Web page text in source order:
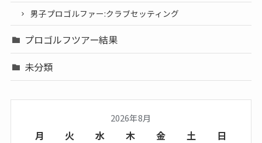
男子プロゴルファー:クラブセッティング
プロゴルフツアー結果
未分類
2026年8月
月 火 水 木 金 土 日